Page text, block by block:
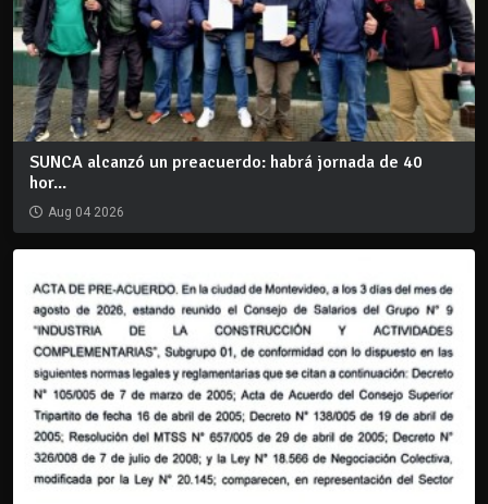
SUNCA alcanzó un preacuerdo: habrá jornada de 40
hor...
Aug 04 2026